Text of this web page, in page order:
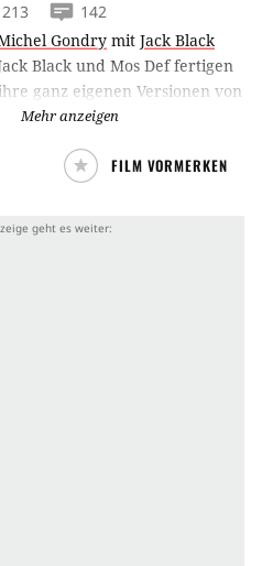
213
142
Gondry mit Jack Black
Black und Mos Def fertigen
ganz eigenen Versionen von
an.Jack Black und Mos Def
ihre ganz eigenen
an.
Mehr anzeigen
FILM VORMERKEN